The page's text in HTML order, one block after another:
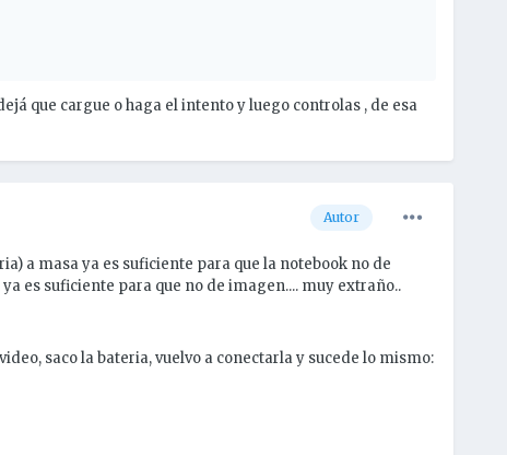
que cargue o haga el intento y luego controlas , de esa
Autor
a masa ya es suficiente para que la notebook no de
es suficiente para que no de imagen.... muy extraño..
saco la bateria, vuelvo a conectarla y sucede lo mismo: